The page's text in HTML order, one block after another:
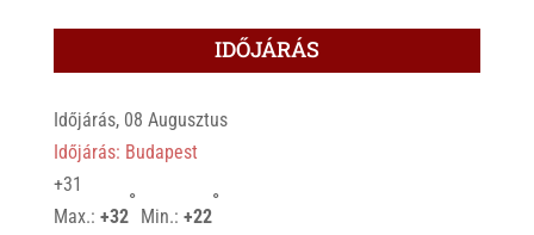
IDŐJÁRÁS
Időjárás, 08 Augusztus
Időjárás: Budapest
+31
Max.: +32
°
Min.: +22
°